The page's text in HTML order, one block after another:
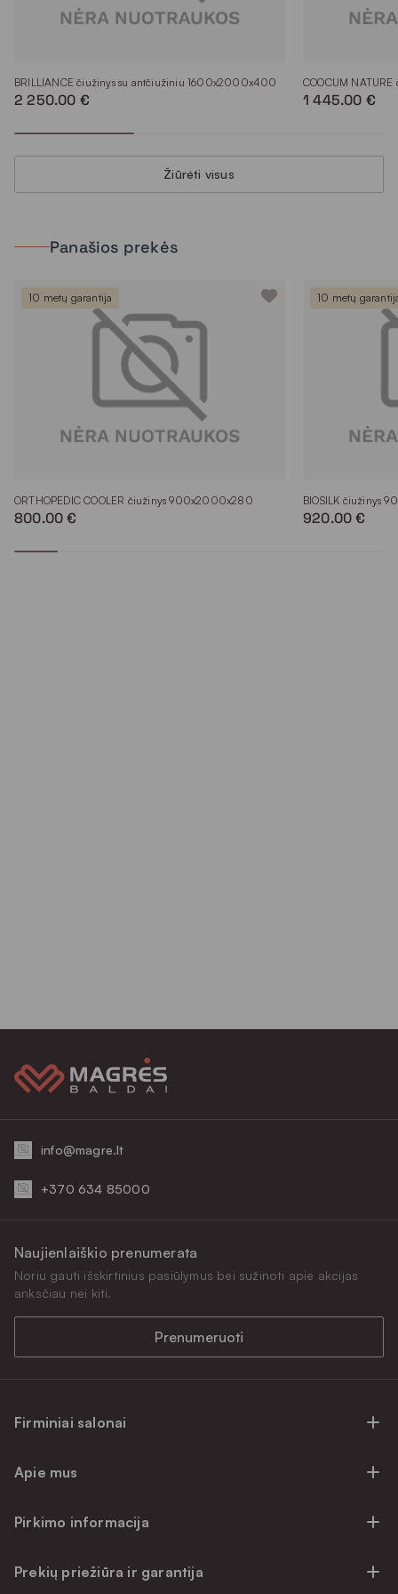
BRILLIANCE čiužinys su antčiužiniu 1600x2000x400
2 250.00 €
COOCUM
1 445.00 €
Žiūrėti visus
Panašios prekės
10 metų garantija
ORTHOPEDIC COOLER čiužinys 900x2000x280
800.00 €
10 metų
BIOSILK čiužinys
920.00 €
info@magre.lt
+370 634 85000
Firminiai salonai
Firminiai salonai Klaipėdoje
Prekių atsiėmimo punktai
Apie mus
Atsiliepimai
Pirkimo informacija
Pirkimo sąlygos
Prekių priežiūra ir garantija
Naujienlaiškio prenumerata
Noriu gauti išskirtinius pasiūlymus bei sužinoti apie akcijas
anksčiau nei kiti.
Prenumeruoti